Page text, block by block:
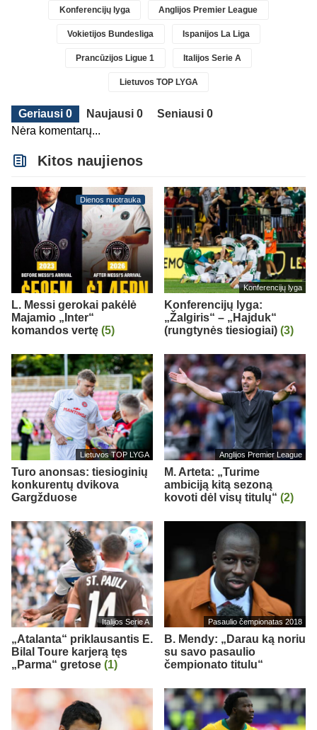
Konferencijų lyga Anglijos Premier League
Vokietijos Bundesliga Ispanijos La Liga
Prancūzijos Ligue 1 Italijos Serie A
Lietuvos TOP LYGA
Geriausi 0 Naujausi 0
Seniausi 0
Nėra komentarų...
Kitos naujienos
Dienos nuotrauka
L. Messi gerokai pakėlė
Majamio „Inter“
komandos vertę (5)
Konferencijų lyga
Konferencijų lyga:
„Žalgiris“ – „Hajduk“
(rungtynės tiesiogiai) (3)
Lietuvos TOP LYGA
Turo anonsas: tiesioginių
konkurentų dvikova
Gargžduose
Anglijos Premier League
M. Arteta: „Turime
ambiciją kitą sezoną
kovoti dėl visų titulų“ (2)
Italijos Serie A
„Atalanta“ priklausantis E.
Bilal Toure karjerą tęs
„Parma“ gretose (1)
Pasaulio čempionatas 2018
B. Mendy: „Darau ką noriu
su savo pasaulio
čempionato titulu“